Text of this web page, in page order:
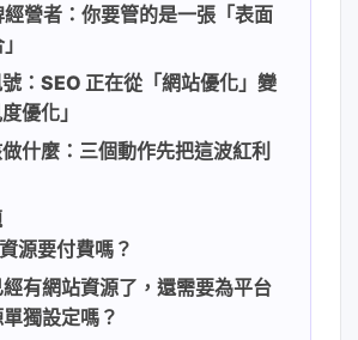
經營者：你要管的是一張「表面
：SEO 正在從「網站優化」變
優化」
什麼：三個動作先把這波紅利
源要付費嗎？
有網站資源了，還需要為平台
獨設定嗎？